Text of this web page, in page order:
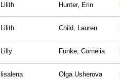
Lilith Hunter, Erin
Lilith Child, Lauren
Lilly Funke, Cornelia
lisalena Olga Usherova